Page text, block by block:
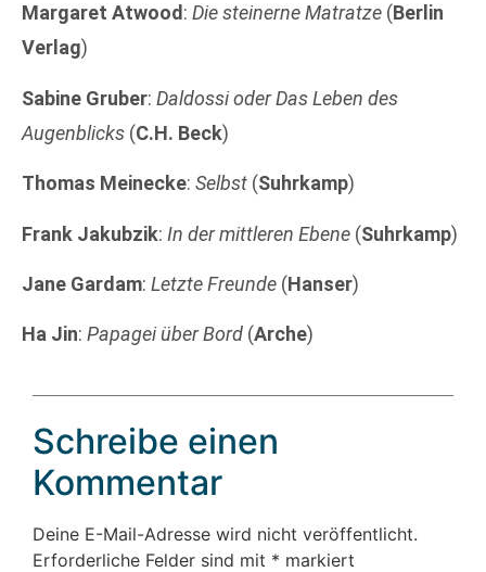
Margaret Atwood: Die steinerne Matratze (Berlin
Verlag)
Sabine Gruber: Daldossi oder Das Leben des
Augenblicks (C.H. Beck)
Thomas Meinecke: Selbst (Suhrkamp)
Frank Jakubzik: In der mittleren Ebene (Suhrkamp)
Jane Gardam: Letzte Freunde (Hanser)
Ha Jin: Papagei über Bord (Arche)
Schreibe einen
Kommentar
Deine E-Mail-Adresse wird nicht veröffentlicht.
Erforderliche Felder sind mit * markiert